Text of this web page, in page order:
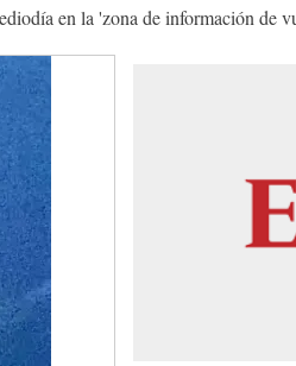
en la 'zona de información de